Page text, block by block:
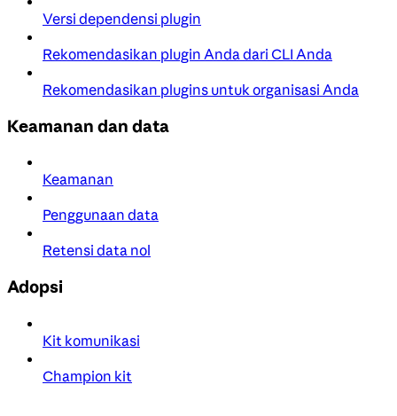
Versi dependensi plugin
Rekomendasikan plugin Anda dari CLI Anda
Rekomendasikan plugins untuk organisasi Anda
Keamanan dan data
Keamanan
Penggunaan data
Retensi data nol
Adopsi
Kit komunikasi
Champion kit